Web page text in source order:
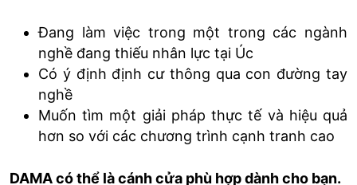
Đang làm việc trong một trong các ngành
nghề đang thiếu nhân lực tại Úc
Có ý định định cư thông qua con đường tay
nghề
Muốn tìm một giải pháp thực tế và hiệu quả
hơn so với các chương trình cạnh tranh cao
DAMA có thể là cánh cửa phù hợp dành cho bạn.